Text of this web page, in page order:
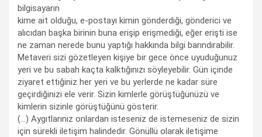
bilgisayarın
kime ait olduğu, e-postayı kimin gönderdiği, gönderici ve
alıcıdan başka birinin buna erişip erişmediği, eğer erişti ise
ne zaman nerede bunu yaptığı hakkında bilgi barındırabilir.
Metaveri sizi gözetleyen kişiye bir gece önce uyuduğunuz
yeri ve bu sabah kaçta kalktığınızı söyleyebilir. Gün içinde
ziyaret ettiğiniz her yeri ve bu yerlerde ne kadar süre
geçirdiğinizi ele verir. Sizin kimlerle görüştüğünüzü ve
kimlerin sizinle görüştüğünü gösterir.
(…) Aygıtlarınız onlardan isteseniz de istemeseniz de sizin
için sürekli iletişim halindedir. Gönüllü olarak iletişime